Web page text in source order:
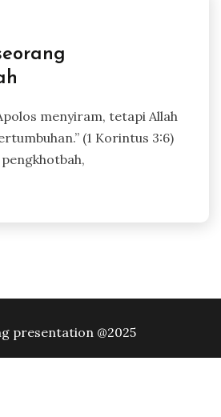
menyiram, tetapi Allah
(1 Korintus 3:6)
pengkhotbah,
presentation @2025